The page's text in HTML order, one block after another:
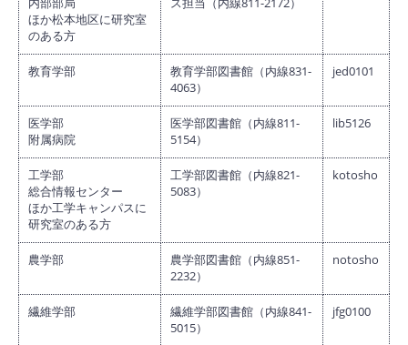
内部部局
ほか松本地区に研究室
のある方
ス担当（内線811-2172）
教育学部
教育学部図書館（内線831-
4063）
jed0101
医学部
附属病院
医学部図書館（内線811-
5154）
lib5126
工学部
総合情報センター
ほか工学キャンパスに
研究室のある方
工学部図書館（内線821-
5083）
kotosho
農学部
農学部図書館（内線851-
2232）
notosho
繊維学部
繊維学部図書館（内線841-
5015）
jfg0100